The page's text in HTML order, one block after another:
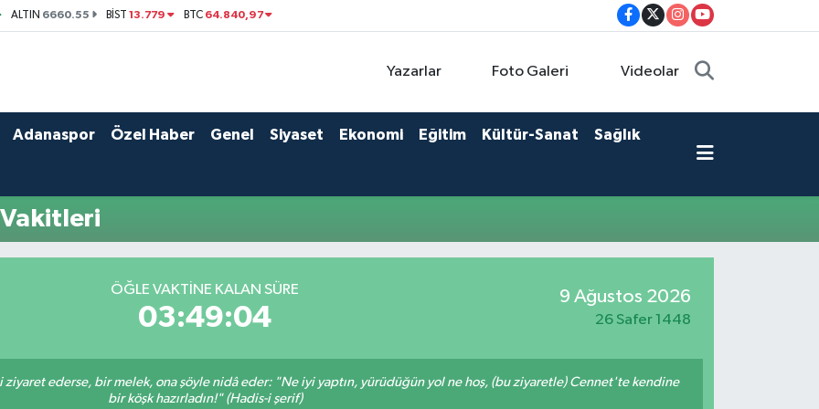
ALTIN 6660.55 BİST13.779 BTC 64.840,97
Yazarlar Foto Galeri Videolar
Adanaspor Özel Haber Genel Siyaset Ekonomi Eğitim Kültür-Sanat Sağlık
Vakitleri
ÖĞLE VAKTINE KALAN SÜRE
03:49:03
9 Ağustos 2026
26 Safer 1448
ziyaret ederse, bir melek, ona şöyle nidâ eder: "Ne iyi yaptın, yürüdüğün yol ne hoş, (bu ziyaretle) Cennet'te kendine
bir köşk hazırladın!" (Hadis-i şerif)